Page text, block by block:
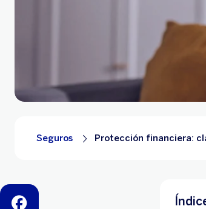
facebook
Seguros Protección financiera: